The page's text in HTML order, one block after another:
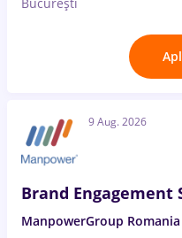
9 Aug. 2026
Brand Engagement
ManpowerGroup Romania